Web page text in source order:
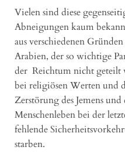
Vielen sind diese
Abneigungen kaum
aus verschiedenen
Arabien, der so wichtige
der Reichtum nicht
bei religiösen Werten und
Zerstörung des Jemens
Menschenleben bei der
fehlende
starben.